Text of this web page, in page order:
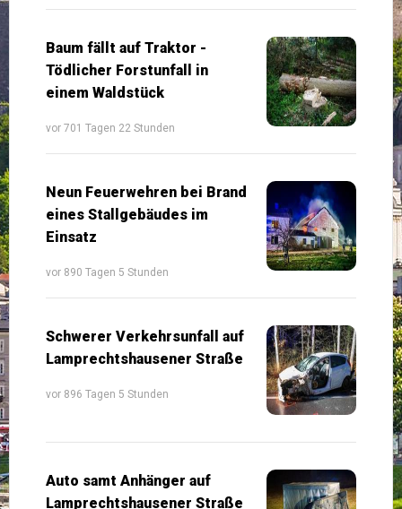
Baum fällt auf Traktor -
Tödlicher Forstunfall in
einem Waldstück
vor 701 Tagen 22 Stunden
Neun Feuerwehren bei Brand
eines Stallgebäudes im
Einsatz
vor 890 Tagen 5 Stunden
Schwerer Verkehrsunfall auf
Lamprechtshausener Straße
vor 896 Tagen 5 Stunden
Auto samt Anhänger auf
Lamprechtshausener Straße